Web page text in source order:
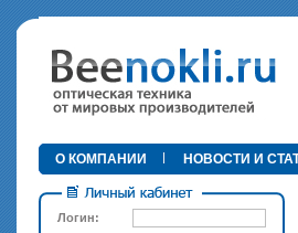
•
О КОМПАНИИ НОВОСТИ И
Логин: